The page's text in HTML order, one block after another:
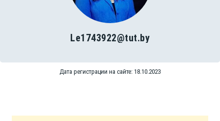
Le1743922@tut.by
Дата регистрации на сайте: 18.10.2023